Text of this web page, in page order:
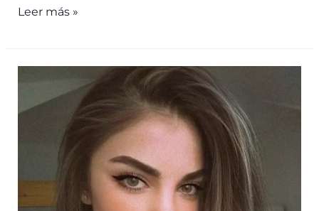
¿Las
prefieren
cara
hombre
proveedor?
Leer más »